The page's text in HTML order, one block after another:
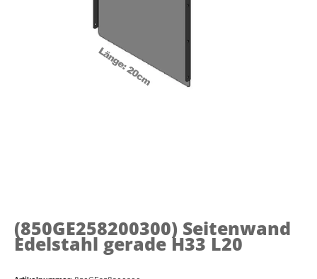
(850GE258200300) Seitenwand
Edelstahl gerade H33 L20